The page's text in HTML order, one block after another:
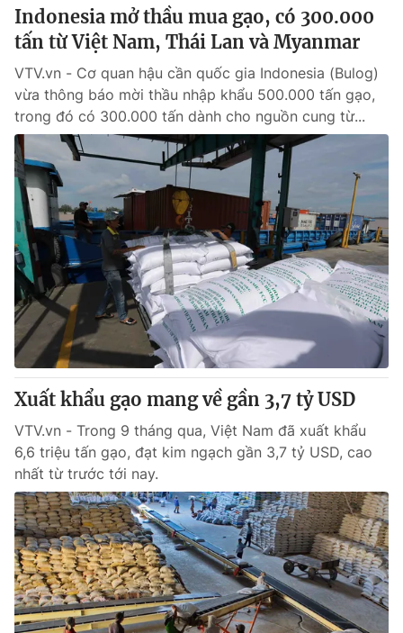
Indonesia mở thầu mua gạo, có 300.000
tấn từ Việt Nam, Thái Lan và Myanmar
VTV.vn - Cơ quan hậu cần quốc gia Indonesia (Bulog)
vừa thông báo mời thầu nhập khẩu 500.000 tấn gạo,
trong đó có 300.000 tấn dành cho nguồn cung từ...
Xuất khẩu gạo mang về gần 3,7 tỷ USD
VTV.vn - Trong 9 tháng qua, Việt Nam đã xuất khẩu
6,6 triệu tấn gạo, đạt kim ngạch gần 3,7 tỷ USD, cao
nhất từ trước tới nay.